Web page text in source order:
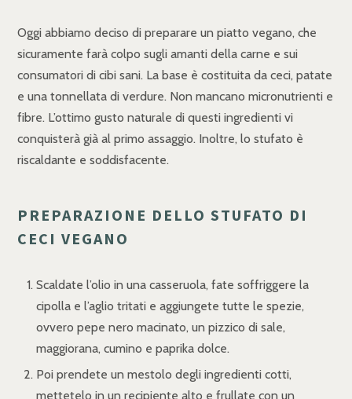
Oggi abbiamo deciso di preparare un piatto vegano, che
sicuramente farà colpo sugli amanti della carne e sui
consumatori di cibi sani. La base è costituita da ceci, patate
e una tonnellata di verdure. Non mancano micronutrienti e
fibre. L’ottimo gusto naturale di questi ingredienti vi
conquisterà già al primo assaggio. Inoltre, lo stufato è
riscaldante e soddisfacente.
PREPARAZIONE DELLO STUFATO DI
CECI VEGANO
Scaldate l’olio in una casseruola, fate soffriggere la
cipolla e l’aglio tritati e aggiungete tutte le spezie,
ovvero pepe nero macinato, un pizzico di sale,
maggiorana, cumino e paprika dolce.
Poi prendete un mestolo degli ingredienti cotti,
mettetelo in un recipiente alto e frullate con un